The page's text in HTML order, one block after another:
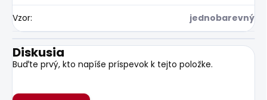
Vzor: jednobarevný
Diskusia
Buďte prvý, kto napíše príspevok k tejto položke.